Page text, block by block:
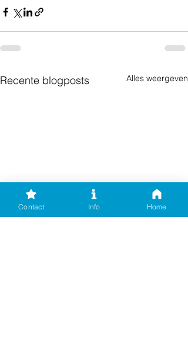
Recente blogposts Alles weergeven
Contact Info Home